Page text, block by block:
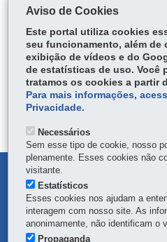
Consultar lista de
LOCAIS DE ATENDIMENTO
ÓRGÃO RESPONSÁVEL
DEIXE SUA OPINIÃO
MAPA DO SITE
DENUNCIE CORRUPÇÃO
Aviso de Cookies
Este portal utiliza cookies
seu funcionamento, além de
exibição de vídeos e do
de estatísticas de uso. Você
tratamos os cookies a partir
Para mais informações,
Privacidade.
Necessários
Sem esse tipo de cookie, nosso
plenamente. Esses cookies não
visitante.
Estatísticos
Esses cookies nos ajudam a
interagem com nosso site. As
anonimamente, não identificam o
Propaganda